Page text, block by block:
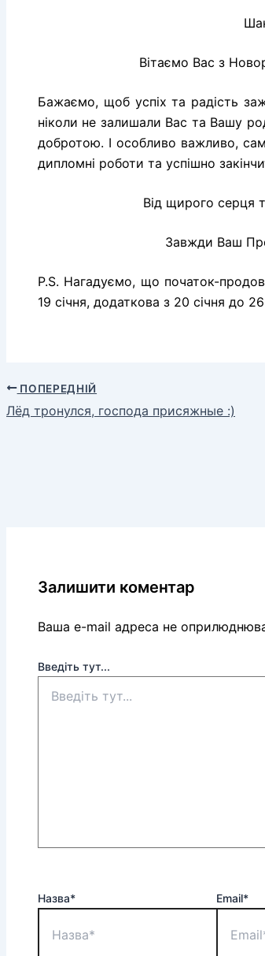
Вітаємо Вас з
Бажаємо, щоб успіх та радість
ніколи не залишали Вас та Вашу
добротою. І особливо важливо,
дипломні роботи та успішно
Від щирого серця
Завжди Ваш
P.S. Нагадуємо, що початок-
19 січня, додаткова з 20 січня до
ПОПЕРЕДНІЙ
Лёд тронулся, господа присяжные :)
Залишити коментар
Ваша e-mail адреса не
Введіть тут...
Назва* Email*